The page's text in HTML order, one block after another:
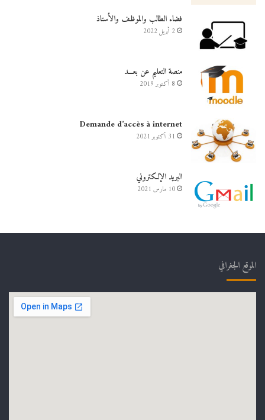
فضاء الطالب والموظف والأستاذ
2 أبريل 2022
منصة التعليم عن بعـــد
8 أكتوبر 2019
Demande d’accès à internet
31 أكتوبر 2021
البريد الإلكتروني
10 مارس 2021
الموقع الجغرافي